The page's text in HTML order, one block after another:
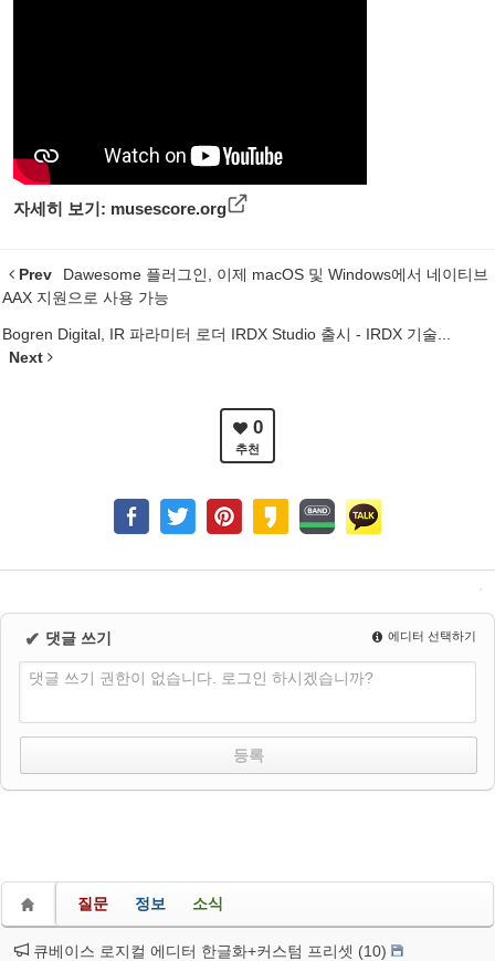
자세히 보기: musescore.org
Prev
Dawesome 플러그인, 이제 macOS 및 Windows에서 네이티브
AAX 지원으로 사용 가능
Bogren Digital, IR 파라미터 로더 IRDX Studio 출시 - IRDX 기술...
Next
0
추천
✔ 댓글 쓰기 에디터 선택하기
댓글 쓰기 권한이 없습니다. 로그인 하시겠습니까?
질문 정보 소식
큐베이스 로지컬 에디터 한글화+커스텀 프리셋 (10)